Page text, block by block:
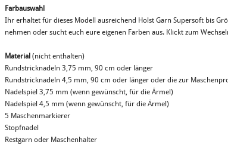
Farbauswahl
Ihr erhaltet für dieses Modell ausreichend Holst Garn Supersoft bis
nehmen oder sucht euch eure eigenen Farben aus. Klickt zum
Material (nicht enthalten)
Rundstricknadeln 3,75 mm, 90 cm oder länger
Rundstricknadeln 4,5 mm, 90 cm oder länger oder die zur
Nadelspiel 3,75 mm (wenn gewünscht, für die Ärmel)
Nadelspiel 4,5 mm (wenn gewünscht, für die Ärmel)
5 Maschenmarkierer
Stopfnadel
Restgarn oder Maschenhalter